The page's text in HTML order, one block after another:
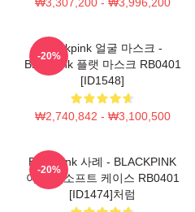
Blackpink 얼굴 마스크 -
Blackpink 플랫 마스크 RB0401
[ID1548]
₩2,740,842 - ₩3,100,500
-20%
Blackpink 사례 - BLACKPINK
아이폰 소프트 케이스 RB0401
[ID1474]처럼
-20%